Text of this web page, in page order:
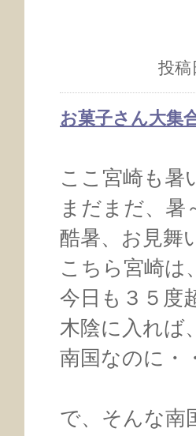
投稿
お菓子さん大集
ここ宮崎も暑
まだまだ、暑
酷暑、お見舞
こちら宮崎は
今日も３５度
木陰に入れば
南国なのに・
で、そんな南